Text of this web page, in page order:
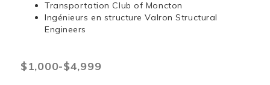
Transportation Club of Moncton
Ingénieurs en structure Valron Structural
Engineers
$1,000-$4,999